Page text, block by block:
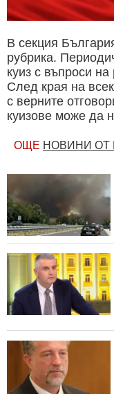
В секция
рубрика.
куиз с въпроси
След края на
с верните
куизове може да
ОЩЕ НОВИНИ ОТ